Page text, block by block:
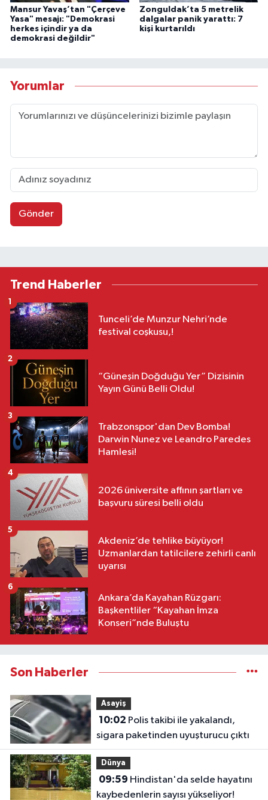
Mansur Yavaş’tan "Çerçeve
Yasa" mesajı: "Demokrasi
herkes içindir ya da
demokrasi değildir"
Zonguldak’ta 5 metrelik
dalgalar panik yarattı: 7
kişi kurtarıldı
Yorumlar
Gönder
Trend Haberler
Tunceli’de Munzur Nehri’nde
festival coşkusu,!
1
“Güneşin Doğduğu Yer” Dizisinin
Yayın Günü Belli Oldu!
2
Trabzonspor'dan Dev Bomba!
Darwin Nunez ve Leandro Paredes
Hamlesi!
3
2026 üniversite affının şartları ve
başvuru süresi belli oldu
4
Akdeniz’de tehlike büyüyor!
Uzmanlardan tatilcilere zehirli canlı
uyarısı
5
Ankara’da Kayahan Rüzgarı:
Başkentliler “Kayahan İmza
Konseri”nde Buluştu
6
Son Haberler
Asayiş
10:02
sigara paketinden uyuşturucu çıktı
Dünya
09:59
kaybedenlerin sayısı yükseliyor!